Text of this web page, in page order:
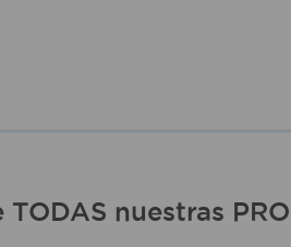
nuestras